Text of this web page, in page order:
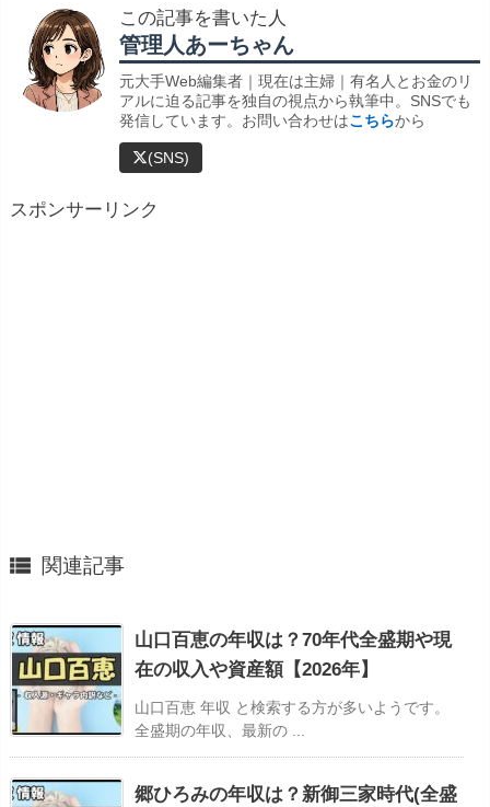
この記事を書いた人
管理人あーちゃん
元大手Web編集者｜現在は主婦｜有名人とお金のリ
アルに迫る記事を独自の視点から執筆中。SNSでも
発信しています。お問い合わせはこちらから
(SNS)
スポンサーリンク
 関連記事
山口百恵の年収は？70年代全盛期や現
在の収入や資産額【2026年】
山口百恵 年収 と検索する方が多いようです。
全盛期の年収、最新の ...
郷ひろみの年収は？新御三家時代(全盛